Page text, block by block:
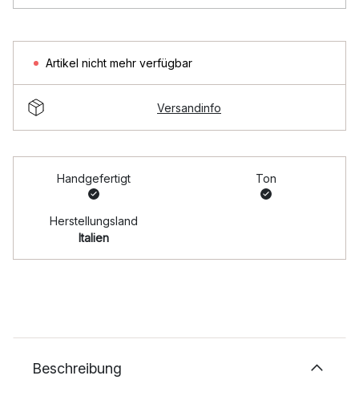
Artikel nicht mehr verfügbar
Versandinfo
Handgefertigt Ton
Herstellungsland
Italien
Beschreibung